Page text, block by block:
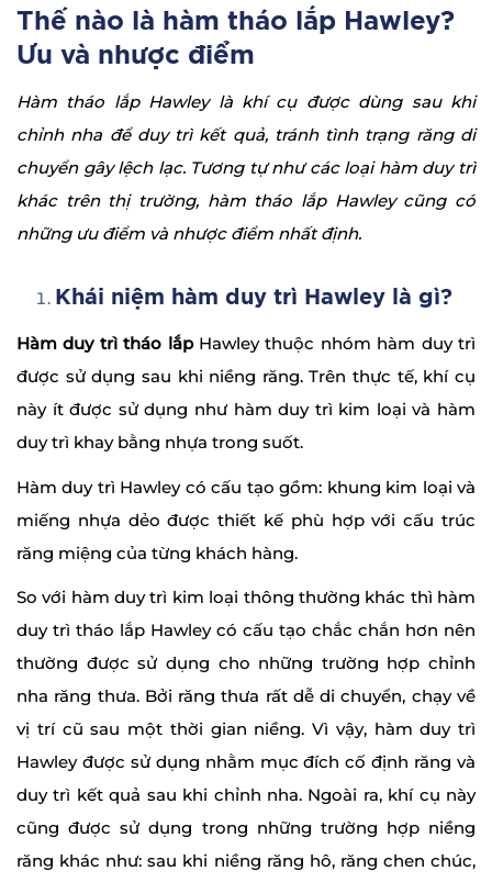
Thế nào là hàm tháo lắp Hawley?
Ưu và nhược điểm
Hàm tháo lắp Hawley là khí cụ được dùng sau khi
chỉnh nha để duy trì kết quả, tránh tình trạng răng di
chuyển gây lệch lạc. Tương tự như các loại hàm duy trì
khác trên thị trường, hàm tháo lắp Hawley cũng có
những ưu điểm và nhược điểm nhất định.
Khái niệm hàm duy trì Hawley là gì?
Hàm duy trì tháo lắpHawley thuộc nhóm hàm duy trì
được sử dụng sau khi niềng răng. Trên thực tế, khí cụ
này ít được sử dụng như hàm duy trì kim loại và hàm
duy trì khay bằng nhựa trong suốt.
Hàm duy trì Hawley có cấu tạo gồm: khung kim loại và
miếng nhựa dẻo được thiết kế phù hợp với cấu trúc
răng miệng của từng khách hàng.
So với hàm duy trì kim loại thông thường khác thì hàm
duy trì tháo lắp Hawley có cấu tạo chắc chắn hơn nên
thường được sử dụng cho những trường hợp chỉnh
nha răng thưa. Bởi răng thưa rất dễ di chuyển, chạy về
vị trí cũ sau một thời gian niềng. Vì vậy, hàm duy trì
Hawley được sử dụng nhằm mục đích cố định răng và
duy trì kết quả sau khi chỉnh nha. Ngoài ra, khí cụ này
cũng được sử dụng trong những trường hợp niềng
răng khác như: sau khi niềng răng hô, răng chen chúc,